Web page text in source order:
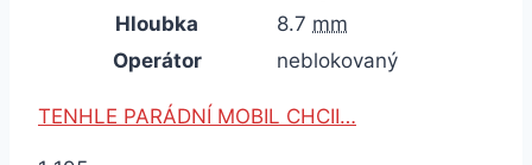
Hloubka
8.7 mm
Operátor
neblokovaný
TENHLE PARÁDNÍ MOBIL CHCII…